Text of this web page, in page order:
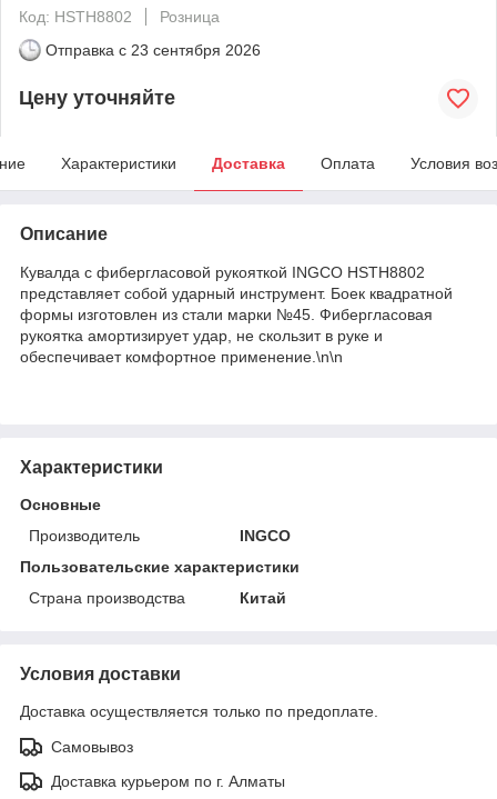
Код: HSTH8802
Розница
Отправка с 23 сентября 2026
Цену уточняйте
Характеристики Доставка Оплата Условия
Описание
Кувалда с фибергласовой рукояткой INGCO HSTH8802
представляет собой ударный инструмент. Боек квадратной
формы изготовлен из стали марки №45. Фибергласовая
рукоятка амортизирует удар, не скользит в руке и
обеспечивает комфортное применение.\n\n
Характеристики
Основные
Производитель
INGCO
Пользовательские характеристики
Страна производства
Китай
Условия доставки
Доставка осуществляется только по предоплате.
Самовывоз
Доставка курьером по г. Алматы